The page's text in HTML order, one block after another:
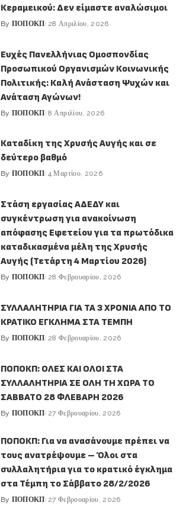
Κεραμεικού: Δεν είμαστε αναλώσιμοι
Posted
By ΠΟΠΟΚΠ 28 Απριλίου, 2026
Ευχές Πανελλήνιας Ομοσπονδίας
Προσωπικού Οργανισμών Κοινωνικής
Πολιτικής: Καλή Ανάσταση Ψυχών και
Ανάταση Αγώνων!
Posted
By ΠΟΠΟΚΠ 8 Απριλίου, 2026
Καταδίκη της Χρυσής Αυγής και σε
δεύτερο βαθμό
Posted
By ΠΟΠΟΚΠ 4 Μαρτίου, 2026
Στάση εργασίας ΑΔΕΔΥ και
συγκέντρωση για ανακοίνωση
απόφασης Εφετείου για τα πρωτόδικα
καταδικασμένα μέλη της Χρυσής
Αυγής (Τετάρτη 4 Μαρτίου 2026)
Posted
By ΠΟΠΟΚΠ 28 Φεβρουαρίου, 2026
ΣΥΛΛΑΛΗΤΗΡΙΑ ΓΙΑ ΤΑ 3 ΧΡΟΝΙΑ ΑΠΟ ΤΟ
ΚΡΑΤΙΚΟ ΕΓΚΛΗΜΑ ΣΤΑ ΤΕΜΠΗ
Posted
By ΠΟΠΟΚΠ 28 Φεβρουαρίου, 2026
ΠΟΠΟΚΠ: ΟΛΕΣ ΚΑΙ ΟΛΟΙ ΣΤΑ
ΣΥΛΛΑΛΗΤΗΡΙΑ ΣΕ ΟΛΗ ΤΗ ΧΩΡΑ ΤΟ
ΣΑΒΒΑΤΟ 28 ΦΛΕΒΑΡΗ 2026
Posted
By ΠΟΠΟΚΠ 27 Φεβρουαρίου, 2026
ΠΟΠΟΚΠ: Για να ανασάνουμε πρέπει να
τους ανατρέψουμε – Όλοι στα
συλλαλητήρια για το κρατικό έγκλημα
στα Τέμπη το Σάββατο 28/2/2026
Posted
By ΠΟΠΟΚΠ 27 Φεβρουαρίου, 2026